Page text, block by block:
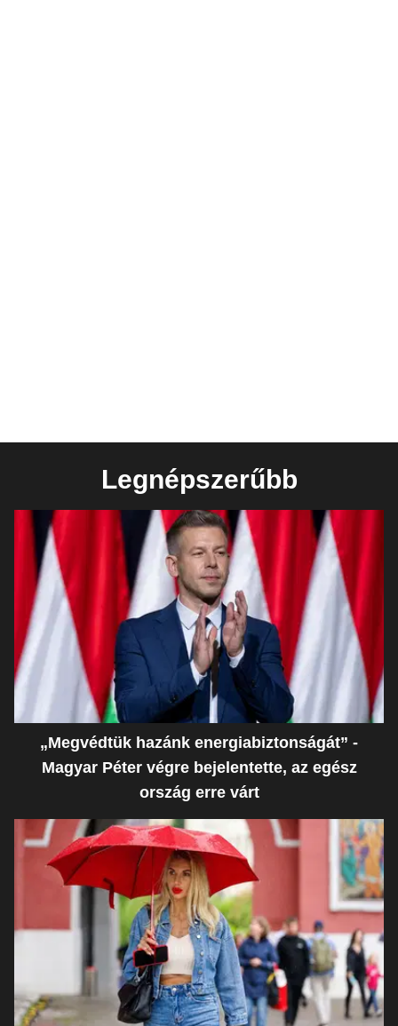
Legnépszerűbb
„Megvédtük hazánk energiabiztonságát” -
Magyar Péter végre bejelentette, az egész
ország erre várt